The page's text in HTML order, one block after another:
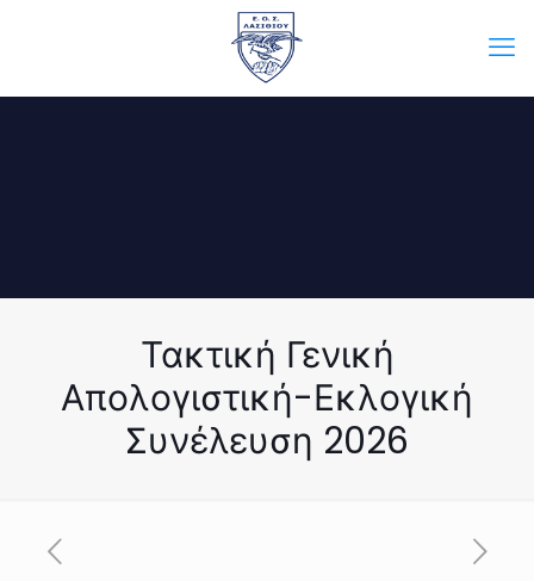
Τακτική Γενική
Απολογιστική-Εκλογική
Συνέλευση 2026